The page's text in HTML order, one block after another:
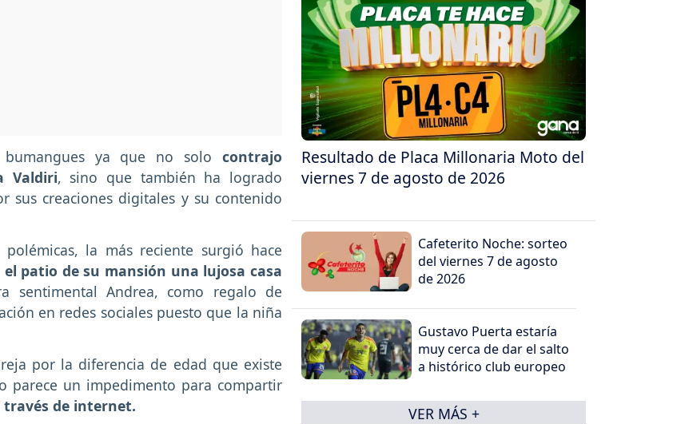
ya que no solo contrajo
Valdiri, sino que también ha logrado
sus creaciones digitales y su contenido
la más reciente surgió hace
patio de su mansión una lujosa casa
sentimental Andrea, como regalo de
en redes sociales puesto que la niña
por la diferencia de edad que existe
parece un impedimento para compartir
de internet.
Resultado de Placa Millonaria Moto del
viernes 7 de agosto de 2026
Cafeterito Noche: sorteo
del viernes 7 de agosto
de 2026
Gustavo Puerta estaría
muy cerca de dar el salto
a histórico club europeo
VER MÁS +